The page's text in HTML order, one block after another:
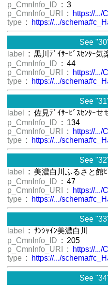
p_CmnInfo_ID : 3
p_CmnInfo_URI
:
https://.../
type : https://.../
See
label
: 黒川ﾃﾞｲｻｰﾋﾞｽｾﾝﾀｰ気
p_CmnInfo_ID : 44
p_CmnInfo_URI
:
https://.../
type : https://.../
See
label
: 佐見ﾃﾞｲｻｰﾋﾞｽｾﾝﾀｰせ
p_CmnInfo_ID : 134
p_CmnInfo_URI
:
https://.../
type : https://.../
See
label
: 美濃白川ふるさと館ﾋ
p_CmnInfo_ID : 47
p_CmnInfo_URI
:
https://.../
type : https://.../
See
label
: ｻﾝｼｬｲﾝ美濃白川
p_CmnInfo_ID : 205
p_CmnInfo_URI
:
https://.../
type : https://.../
See